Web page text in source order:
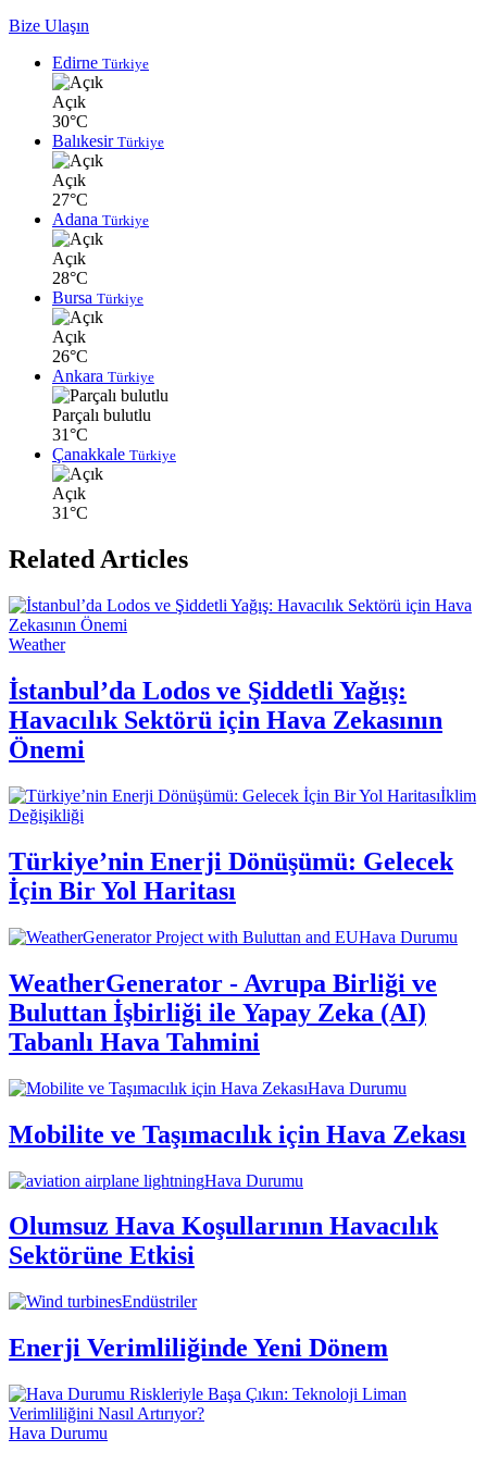
Bize Ulaşın
Edirne Türkiye
Açık
30°C
Balıkesir Türkiye
Açık
27°C
Adana Türkiye
Açık
28°C
Bursa Türkiye
Açık
26°C
Ankara Türkiye
Parçalı bulutlu
31°C
Çanakkale Türkiye
Açık
31°C
Related Articles
Weather
İstanbul’da Lodos ve Şiddetli Yağış:
Havacılık Sektörü için Hava Zekasının
Önemi
İklim
Değişikliği
Türkiye’nin Enerji Dönüşümü: Gelecek
İçin Bir Yol Haritası
Hava Durumu
WeatherGenerator - Avrupa Birliği ve
Buluttan İşbirliği ile Yapay Zeka (AI)
Tabanlı Hava Tahmini
Hava Durumu
Mobilite ve Taşımacılık için Hava Zekası
Hava Durumu
Olumsuz Hava Koşullarının Havacılık
Sektörüne Etkisi
Endüstriler
Enerji Verimliliğinde Yeni Dönem
Hava Durumu